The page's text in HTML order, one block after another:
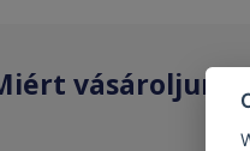
vásároljunk